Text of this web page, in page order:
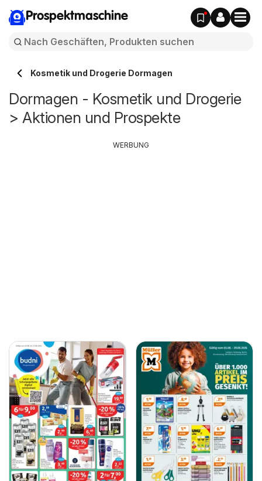
Prospektmaschine
Kosmetik und Drogerie Dormagen
Dormagen - Kosmetik und Drogerie
> Aktionen und Prospekte
WERBUNG